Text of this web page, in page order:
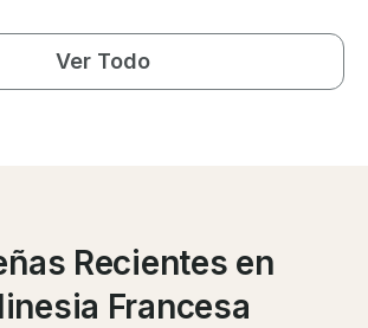
Ver Todo
Recientes en
Francesa